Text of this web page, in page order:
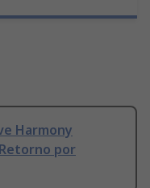
Harmony
por